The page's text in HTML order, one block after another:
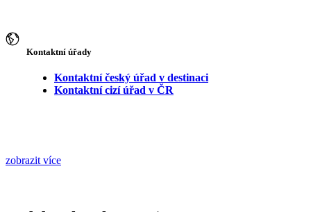
Kontaktní úřady
Kontaktní český úřad v destinaci
Kontaktní cizí úřad v ČR
zobrazit více